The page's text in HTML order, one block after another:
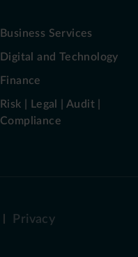
Business Services
Digital and Technology
Finance
Risk | Legal | Audit |
Compliance
Privacy